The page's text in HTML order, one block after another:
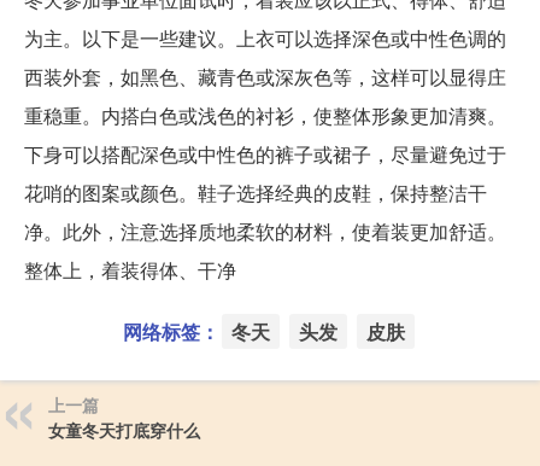
为主。以下是一些建议。上衣可以选择深色或中性色调的
西装外套，如黑色、藏青色或深灰色等，这样可以显得庄
重稳重。内搭白色或浅色的衬衫，使整体形象更加清爽。
下身可以搭配深色或中性色的裤子或裙子，尽量避免过于
花哨的图案或颜色。鞋子选择经典的皮鞋，保持整洁干
净。此外，注意选择质地柔软的材料，使着装更加舒适。
整体上，着装得体、干净
网络标签： 冬天 头发 皮肤
上一篇
女童冬天打底穿什么